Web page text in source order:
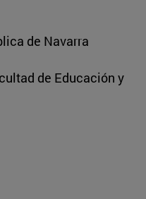
de Navarra
de Educación y